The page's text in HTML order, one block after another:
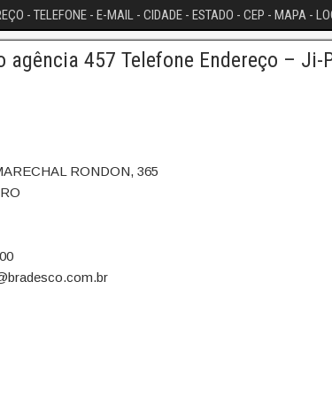
- TELEFONE - E-MAIL - CIDADE - ESTADO - CEP - MAPA -
agência 457 Telefone Endereço – Ji-
RONDON, 365